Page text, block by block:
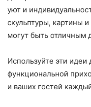
уют и
скульптуры, картины
могут быть отличным
Используйте эти идеи
функциональной
и ваших гостей